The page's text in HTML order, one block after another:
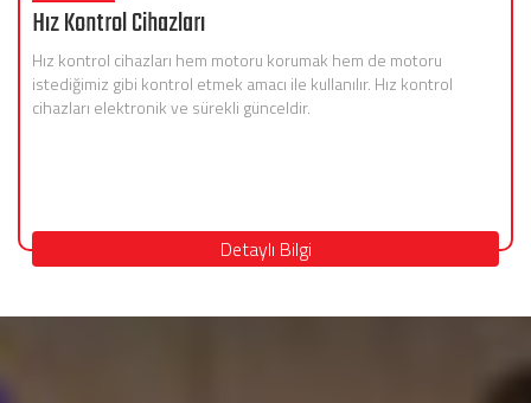
Hız Kontrol Cihazları
Hız kontrol cihazları hem motoru korumak hem de motoru
istediğimiz gibi kontrol etmek amacı ile kullanılır. Hız kontrol
cihazları elektronik ve sürekli günceldir.
Detaylı Bilgi